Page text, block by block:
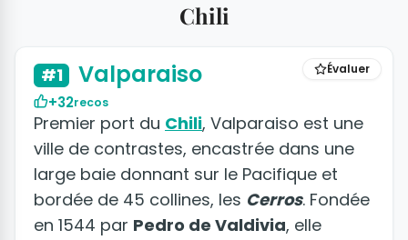
Chili
Évaluer
#1 Valparaiso
+32recos
Premier port du Chili, Valparaiso est une
ville de contrastes, encastrée dans une
large baie donnant sur le Pacifique et
bordée de 45 collines, les Cerros. Fondée
en 1544 par Pedro de Valdivia, elle